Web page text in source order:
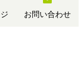
お問い合わせ